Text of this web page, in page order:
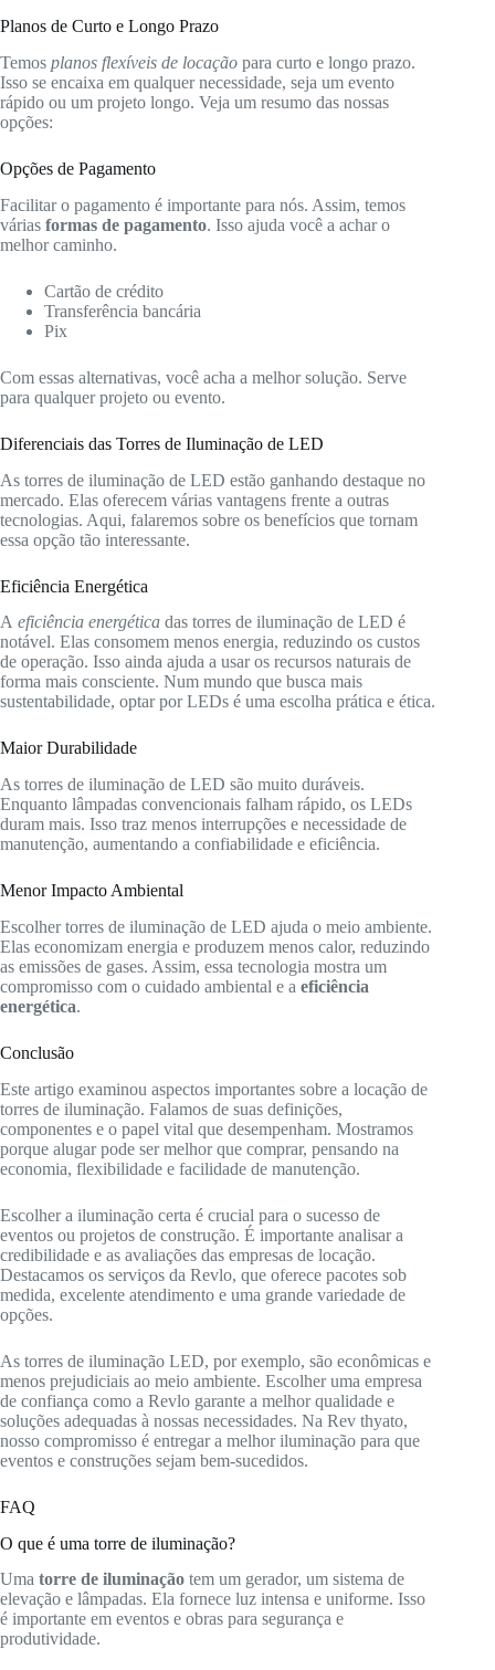
Planos de Curto e Longo Prazo
Temos planos flexíveis de locação para curto e longo prazo.
Isso se encaixa em qualquer necessidade, seja um evento
rápido ou um projeto longo. Veja um resumo das nossas
opções:
Opções de Pagamento
Facilitar o pagamento é importante para nós. Assim, temos
várias formas de pagamento. Isso ajuda você a achar o
melhor caminho.
Cartão de crédito
Transferência bancária
Pix
Com essas alternativas, você acha a melhor solução. Serve
para qualquer projeto ou evento.
Diferenciais das Torres de Iluminação de LED
As torres de iluminação de LED estão ganhando destaque no
mercado. Elas oferecem várias vantagens frente a outras
tecnologias. Aqui, falaremos sobre os benefícios que tornam
essa opção tão interessante.
Eficiência Energética
A eficiência energética das torres de iluminação de LED é
notável. Elas consomem menos energia, reduzindo os custos
de operação. Isso ainda ajuda a usar os recursos naturais de
forma mais consciente. Num mundo que busca mais
sustentabilidade, optar por LEDs é uma escolha prática e ética.
Maior Durabilidade
As torres de iluminação de LED são muito duráveis.
Enquanto lâmpadas convencionais falham rápido, os LEDs
duram mais. Isso traz menos interrupções e necessidade de
manutenção, aumentando a confiabilidade e eficiência.
Menor Impacto Ambiental
Escolher torres de iluminação de LED ajuda o meio ambiente.
Elas economizam energia e produzem menos calor, reduzindo
as emissões de gases. Assim, essa tecnologia mostra um
compromisso com o cuidado ambiental e a eficiência
energética.
Conclusão
Este artigo examinou aspectos importantes sobre a locação de
torres de iluminação. Falamos de suas definições,
componentes e o papel vital que desempenham. Mostramos
porque alugar pode ser melhor que comprar, pensando na
economia, flexibilidade e facilidade de manutenção.
Escolher a iluminação certa é crucial para o sucesso de
eventos ou projetos de construção. É importante analisar a
credibilidade e as avaliações das empresas de locação.
Destacamos os serviços da Revlo, que oferece pacotes sob
medida, excelente atendimento e uma grande variedade de
opções.
As torres de iluminação LED, por exemplo, são econômicas e
menos prejudiciais ao meio ambiente. Escolher uma empresa
de confiança como a Revlo garante a melhor qualidade e
soluções adequadas à nossas necessidades. Na Rev thyato,
nosso compromisso é entregar a melhor iluminação para que
eventos e construções sejam bem-sucedidos.
FAQ
O que é uma torre de iluminação?
Uma torre de iluminação tem um gerador, um sistema de
elevação e lâmpadas. Ela fornece luz intensa e uniforme. Isso
é importante em eventos e obras para segurança e
produtividade.